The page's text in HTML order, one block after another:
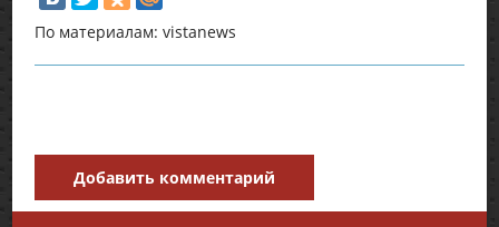
По материалам: vistanews
Добавить комментарий